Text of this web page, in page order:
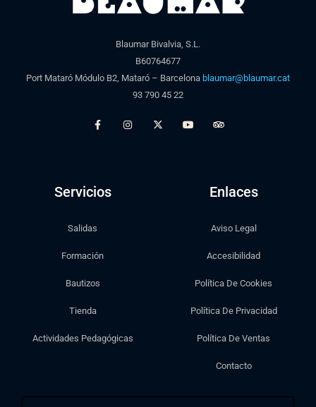
Blaumar Bivalvia, S.L.
B60764677
Port Mataró Módulo B2, Mataró – Barcelona blaumar@blaumar.cat
93 790 45 22
Servicios
Salidas
Formación
Bautizos
Tienda
Actividades Pedagógicas
Enlaces
Aviso Legal
Accesibilidad
Política De Cookies
Política De Privacidad
Política De Ventas
Contacto